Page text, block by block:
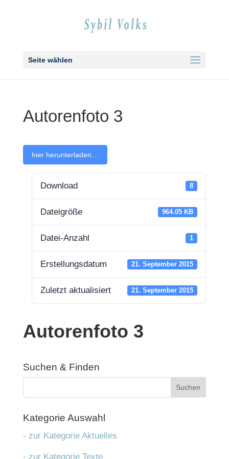
Seite wählen
Autoren­fo­to 3
hier her­un­ter­la­den…
Down­load 8
Datei­grö­ße 964.05 KB
Datei-Anzahl 1
Erstel­lungs­da­tum 21. Sep­tem­ber 2015
Zuletzt aktua­li­siert 21. Sep­tem­ber 2015
Autoren­fo­to 3
Suchen & Fin­den
Kate­go­rie Aus­wahl
- zur Kategorie Aktuelles
- zur Kategorie Texte